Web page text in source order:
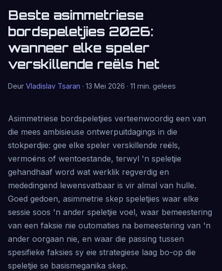
Beste asimmetriese
bordspeletjies 2026:
wanneer elke speler
verskillende reëls het
Deur Vladislav Tsaran · 13 Mei 2026 · 11 min. gelees
Asimmetriese bordspeletjies verteenwoordig een van
die mees ambisieuse ontwerpuitdagings in die
stokperdjie: gee elke speler verskillende reëls,
vermoëns of wentoestande, terwyl 'n speletjie
gehandhaaf word wat werklik regverdig en
mededingend lewensvatbaar is vir almal van hulle.
Goed gedoen, asimmetrie skep speletjies waar elke
sessie soos 'n ander speletjie voel, waar bemeestering
van een faksie nie outomaties na bemeestering van 'n
ander oorgaan nie, en waar die passing tussen
spesifieke faksies sy eie strategiese laag bo-op die
speletjie se basismeganika skep.